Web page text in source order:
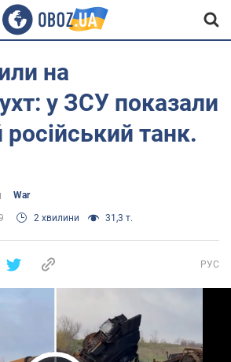
на
у ЗСУ показали
танк.
War
2 хвилини 31,3 т.
РУС